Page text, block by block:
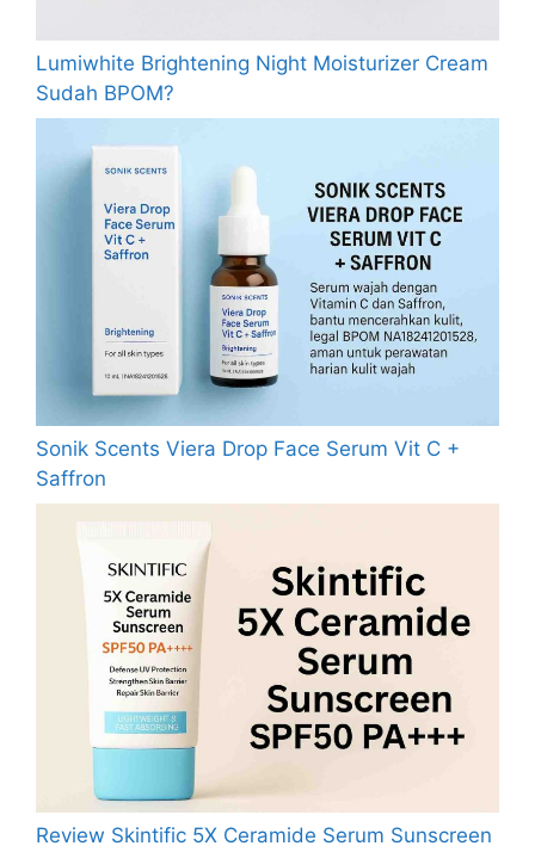
Lumiwhite Brightening Night Moisturizer Cream
Sudah BPOM?
Sonik Scents Viera Drop Face Serum Vit C +
Saffron
Review Skintific 5X Ceramide Serum Sunscreen